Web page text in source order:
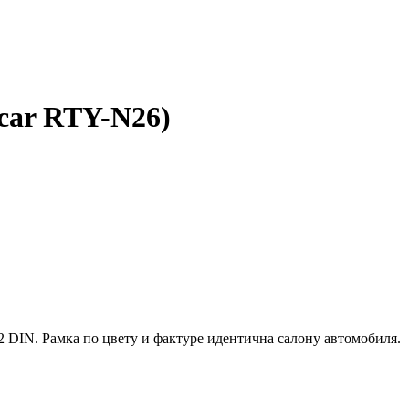
RTY-N26)
DIN. Рамка по цвету и фактуре идентична салону автомобиля.